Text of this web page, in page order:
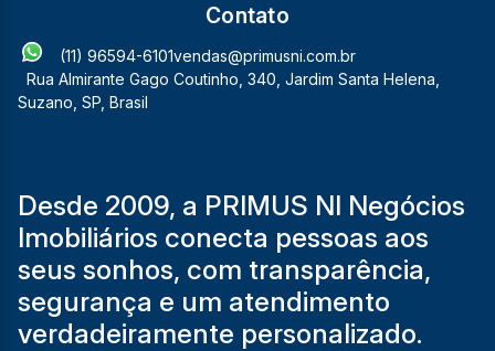
Contato
(11) 96594-6101vendas@primusni.com.br
Rua Almirante Gago Coutinho 340 Jardim Santa Helena
Suzano SP Brasil
Desde 2009, a PRIMUS NI Negócios
Imobiliários conecta pessoas aos
seus sonhos, com transparência,
segurança e um atendimento
verdadeiramente personalizado.